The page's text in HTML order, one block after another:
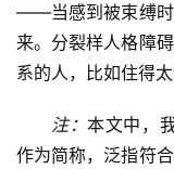
——当感到被束缚时
来。分裂样人格障
系的人，比如住得
注：本文中，
作为简称，泛指符